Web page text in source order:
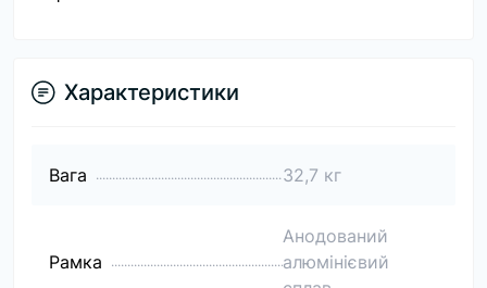
Характеристики
Вага 32,7 кг
Рамка
Анодований
алюмінієвий